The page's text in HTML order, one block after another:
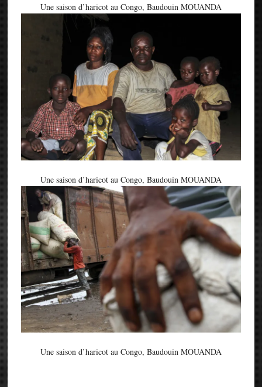
Une saison d’haricot au Congo, Baudouin MOUANDA
Une saison d’haricot au Congo, Baudouin MOUANDA
Une saison d’haricot au Congo, Baudouin MOUANDA